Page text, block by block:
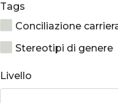
Tags
Conciliazione
Stereotipi di genere
Prevenzione alla
Costruzione
Livello